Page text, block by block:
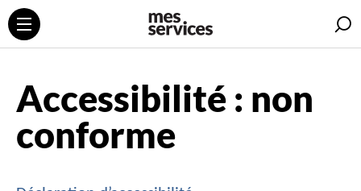
Accessibilité : non
conforme